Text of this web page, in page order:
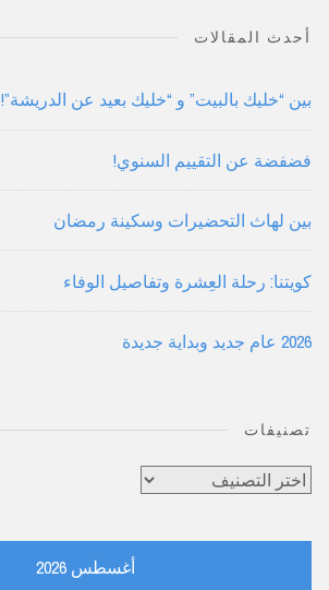
أحدث المقالات
بين “خليك بالبيت” و “خليك بعيد عن الدريشة”!
فضفضة عن التقييم السنوي!
بين لهاث التحضيرات وسكينة رمضان
كويتنا: رحلة العِشرة وتفاصيل الوفاء
2026 عام جديد وبداية جديدة
تصنيفات
تصنيفات
أغسطس 2026